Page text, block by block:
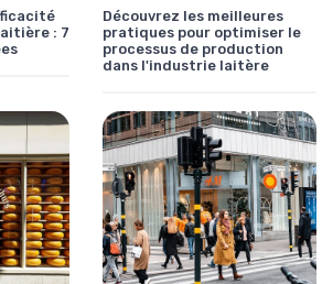
: 7
Découvrez les meilleures
pratiques pour optimiser le
processus de production
dans l'industrie laitère